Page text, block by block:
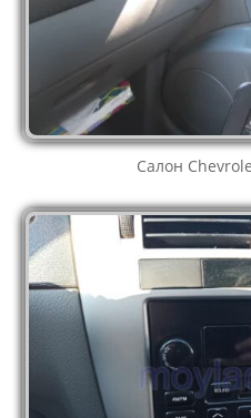
Салон